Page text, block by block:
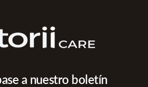
a nuestro boletín